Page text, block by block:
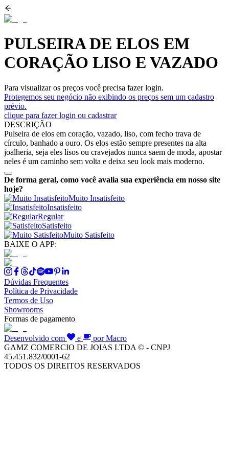
PULSEIRA DE ELOS EM
CORAÇÃO LISO E VAZADO
Para visualizar os preços você precisa fazer login.
Protegemos seu negócio não exibindo os preços sem um cadastro
prévio.
clique para fazer login ou cadastrar
DESCRIÇÃO
Pulseira de elos em coração, vazado, liso, com fecho trava de
círculo, banhado a ouro. Os elos estão sempre presentes na alta
joalheria, seja eles lisos ou cravejados nunca saem de moda, apostar
neles é um caminho sem volta e deixa seu look mais moderno.
De forma geral, como você avalia sua experiência em nosso site
hoje?
Muito Insatisfeito
Insatisfeito
Regular
Satisfeito
Muito Satisfeito
BAIXE O APP:
Dúvidas Frequentes
Política de Privacidade
Termos de Uso
Showrooms
Formas de pagamento
Desenvolvido com e
por Macro
GAMZ COMERCIO DE JOIAS LTDA © - CNPJ
45.451.832/0001-62
TODOS OS DIREITOS RESERVADOS